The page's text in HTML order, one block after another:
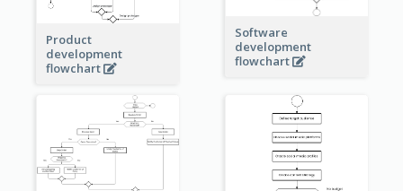
Product
development
flowchart
Software
development
flowchart